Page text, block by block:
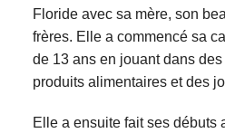
Floride avec sa mère, son
frères. Elle a commencé sa
de 13 ans en jouant dans
produits alimentaires et des
Elle a ensuite fait ses débuts